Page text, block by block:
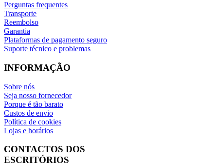
Perguntas frequentes
Transporte
Reembolso
Garantia
Plataformas de pagamento seguro
Suporte técnico e problemas
INFORMAÇÃO
Sobre nós
Seja nosso fornecedor
Porque é tão barato
Custos de envio
Política de cookies
Lojas e horários
CONTACTOS DOS
ESCRITÓRIOS